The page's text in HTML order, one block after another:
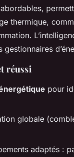
thermique,
réussi
pour
globale
adaptés :